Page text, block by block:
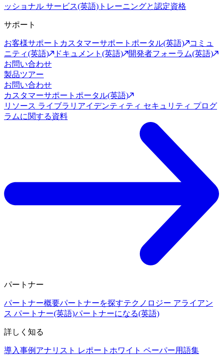
ッショナル サービス(英語) トレーニングと認定資格
サポート
お客様サポート カスタマーサポートポータル(英語)
コミュ
ニティ(英語)
ドキュメント(英語)
開発者フォーラム(英語)
お問い合わせ
製品ツアー
お問い合わせ
カスタマーサポートポータル(英語)
リソース ライブラリ アイデンティティ セキュリティ プログ
ラムに関する資料
パートナー
パートナー概要パートナーを探すテクノロジー アライアン
ス パートナー(英語)パートナーになる(英語)
詳しく知る
導入事例 アナリスト レポート ホワイト ペーパー用語集